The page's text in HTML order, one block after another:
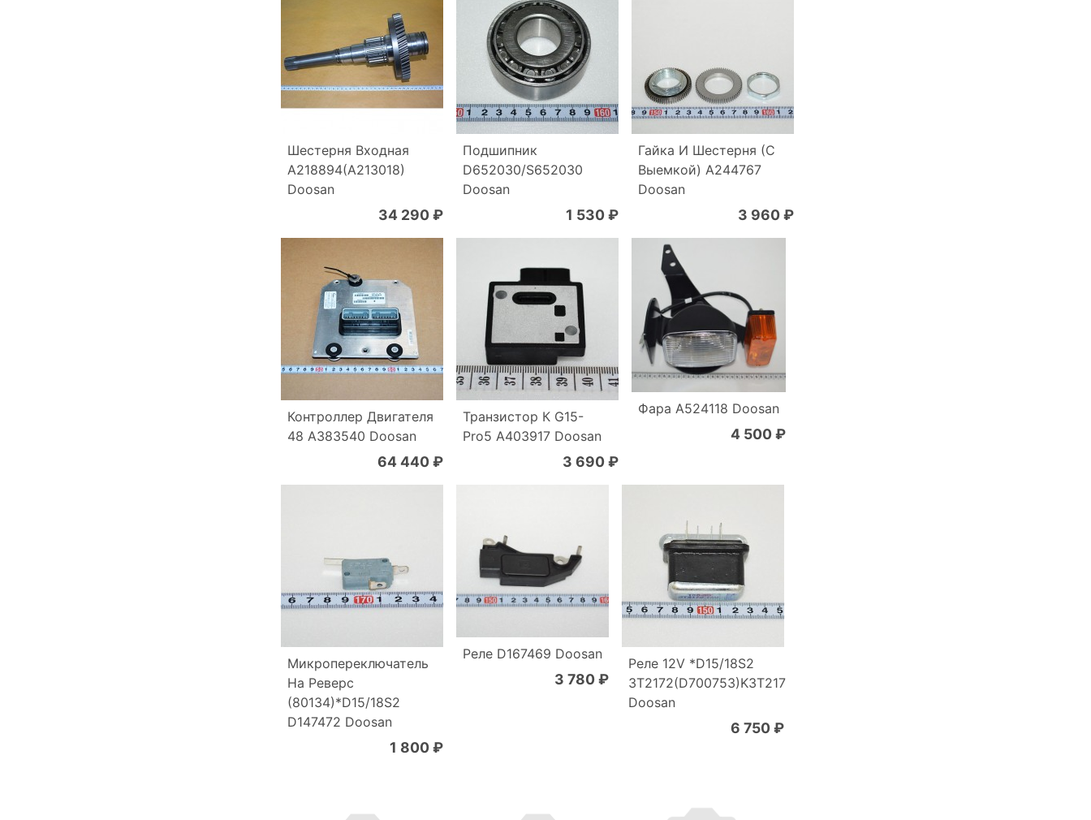
Шестерня Входная
A218894(A213018)
Doosan
34 290 ₽
Подшипник
D652030/S652030
Doosan
1 530 ₽
Гайка И Шестерня (С
Выемкой) A244767
Doosan
3 960 ₽
Контроллер Двигателя
48 A383540 Doosan
64 440 ₽
Транзистор К G15-
Pro5 A403917 Doosan
3 690 ₽
Фара A524118 Doosan
4 500 ₽
Микропереключатель
На Реверс
(80134)*D15/18S2
D147472 Doosan
1 800 ₽
Реле D167469 Doosan
3 780 ₽
Реле 12V *D15/18S2
3T2172(D700753)K3T217
Doosan
6 750 ₽